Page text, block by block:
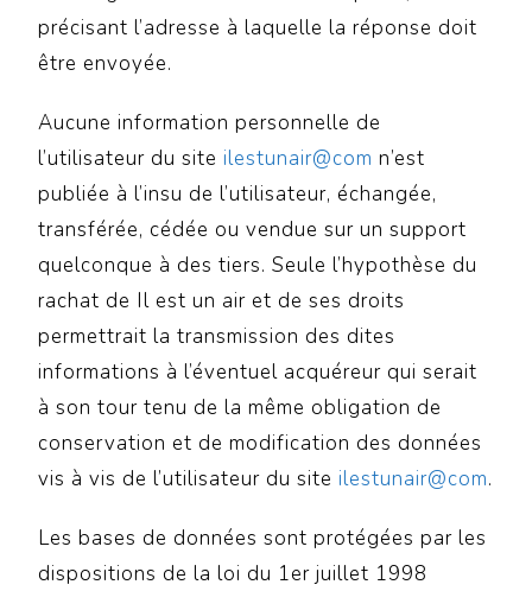
précisant l’adresse à laquelle la réponse doit
être envoyée.
Aucune information personnelle de
l’utilisateur du siteilestunair@com n’est
publiée à l’insu de l’utilisateur, échangée,
transférée, cédée ou vendue sur un support
quelconque à des tiers. Seule l’hypothèse du
rachat de Il est un air et de ses droits
permettrait la transmission des dites
informations à l’éventuel acquéreur qui serait
à son tour tenu de la même obligation de
conservation et de modification des données
vis à vis de l’utilisateur du siteilestunair@com.
Les bases de données sont protégées par les
dispositions de la loi du 1er juillet 1998